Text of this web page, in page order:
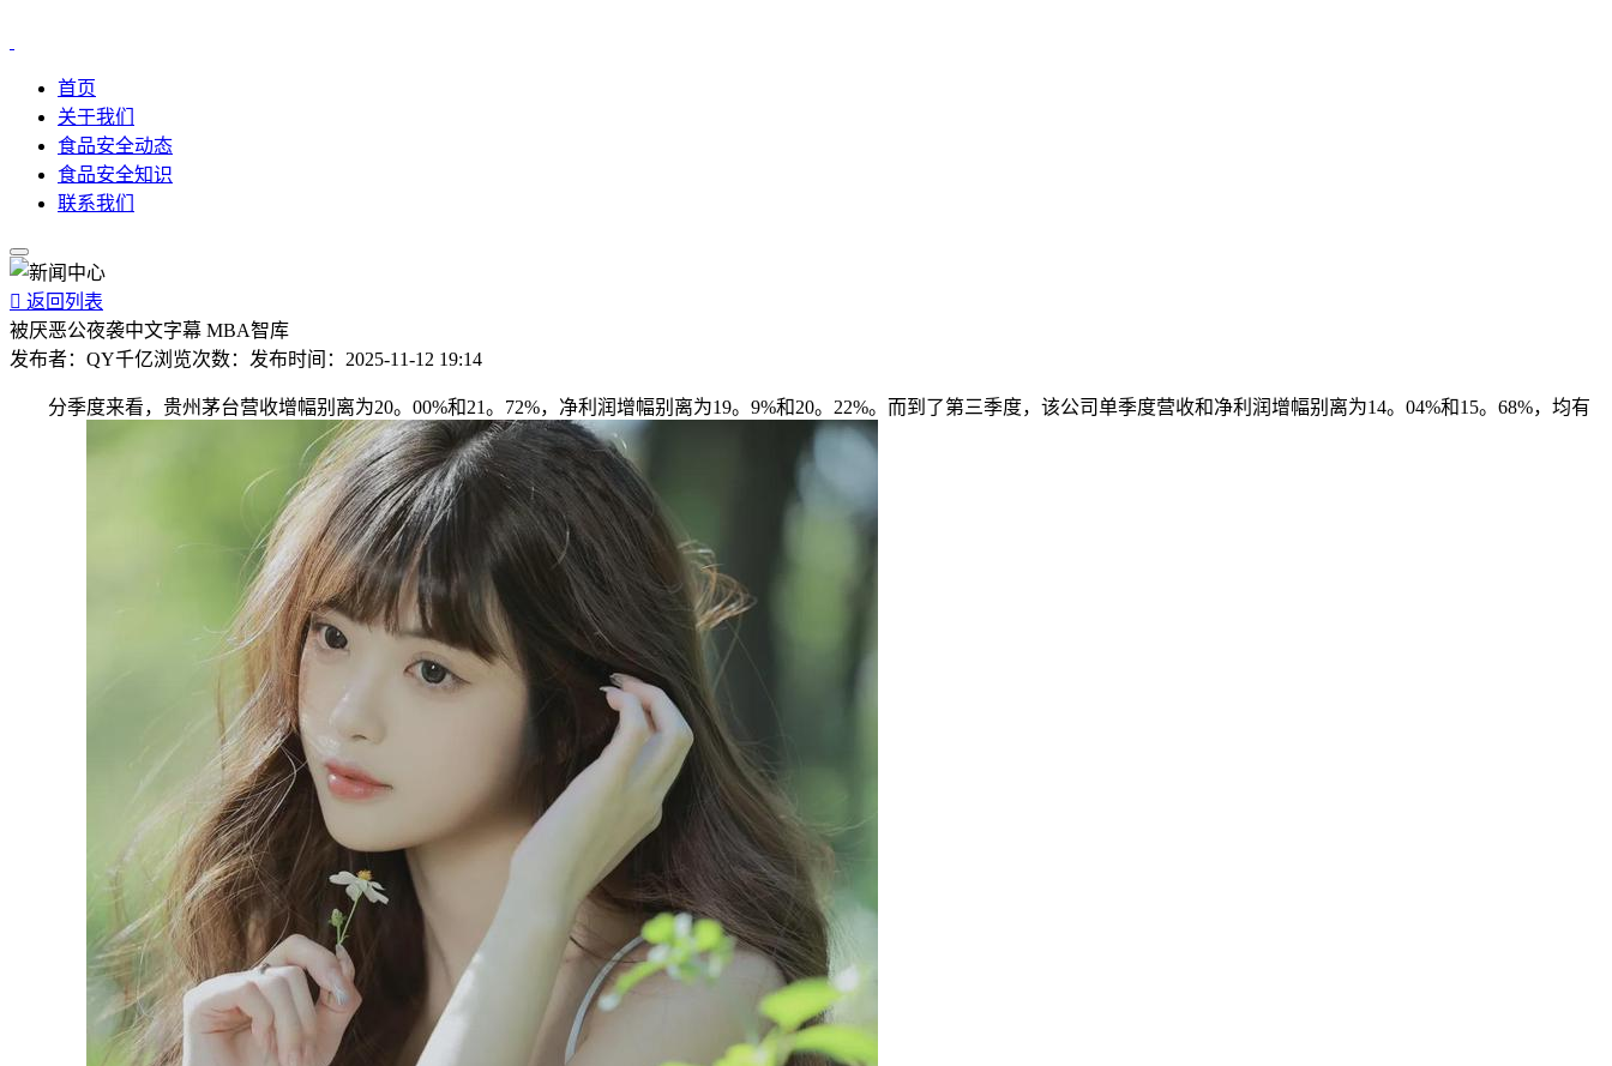
首页
关于我们
食品安全动态
食品安全知识
联系我们
 返回列表
被厌恶公夜袭中文字幕 MBA智库
发布者： QY千亿浏览次数： 发布时间： 2025-11-12 19:14
分季度来看，贵州茅台营收增幅别离为20。00%和21。72%，净利润增幅别离为19。9%和20。22%。而到了第三季度，该公司单季度营收和净利润增幅别离为14。04%和15。68%，均有